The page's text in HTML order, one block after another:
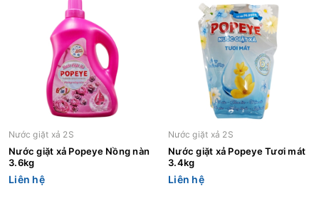
Nước giặt xả 2S
Nước giặt xả Popeye Nồng nàn
3.6kg
Liên hệ
Nước giặt xả 2S
Nước giặt xả Popeye Tươi mát
3.4kg
Liên hệ